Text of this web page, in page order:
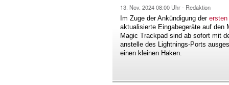
13. Nov. 202408:00 Uhr - Redaktion
Im Zuge der Ankündigung der
aktualisierte Eingabegeräte auf den
Magic Trackpad sind ab sofort mit
anstelle des Lightnings-Ports
einen kleinen Haken.